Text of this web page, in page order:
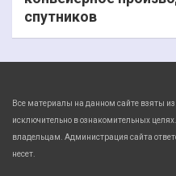
спутников
Все материалы на данном сайте взяты
исключительно в ознакомительных
владельцам. Администрация сайта
несет.